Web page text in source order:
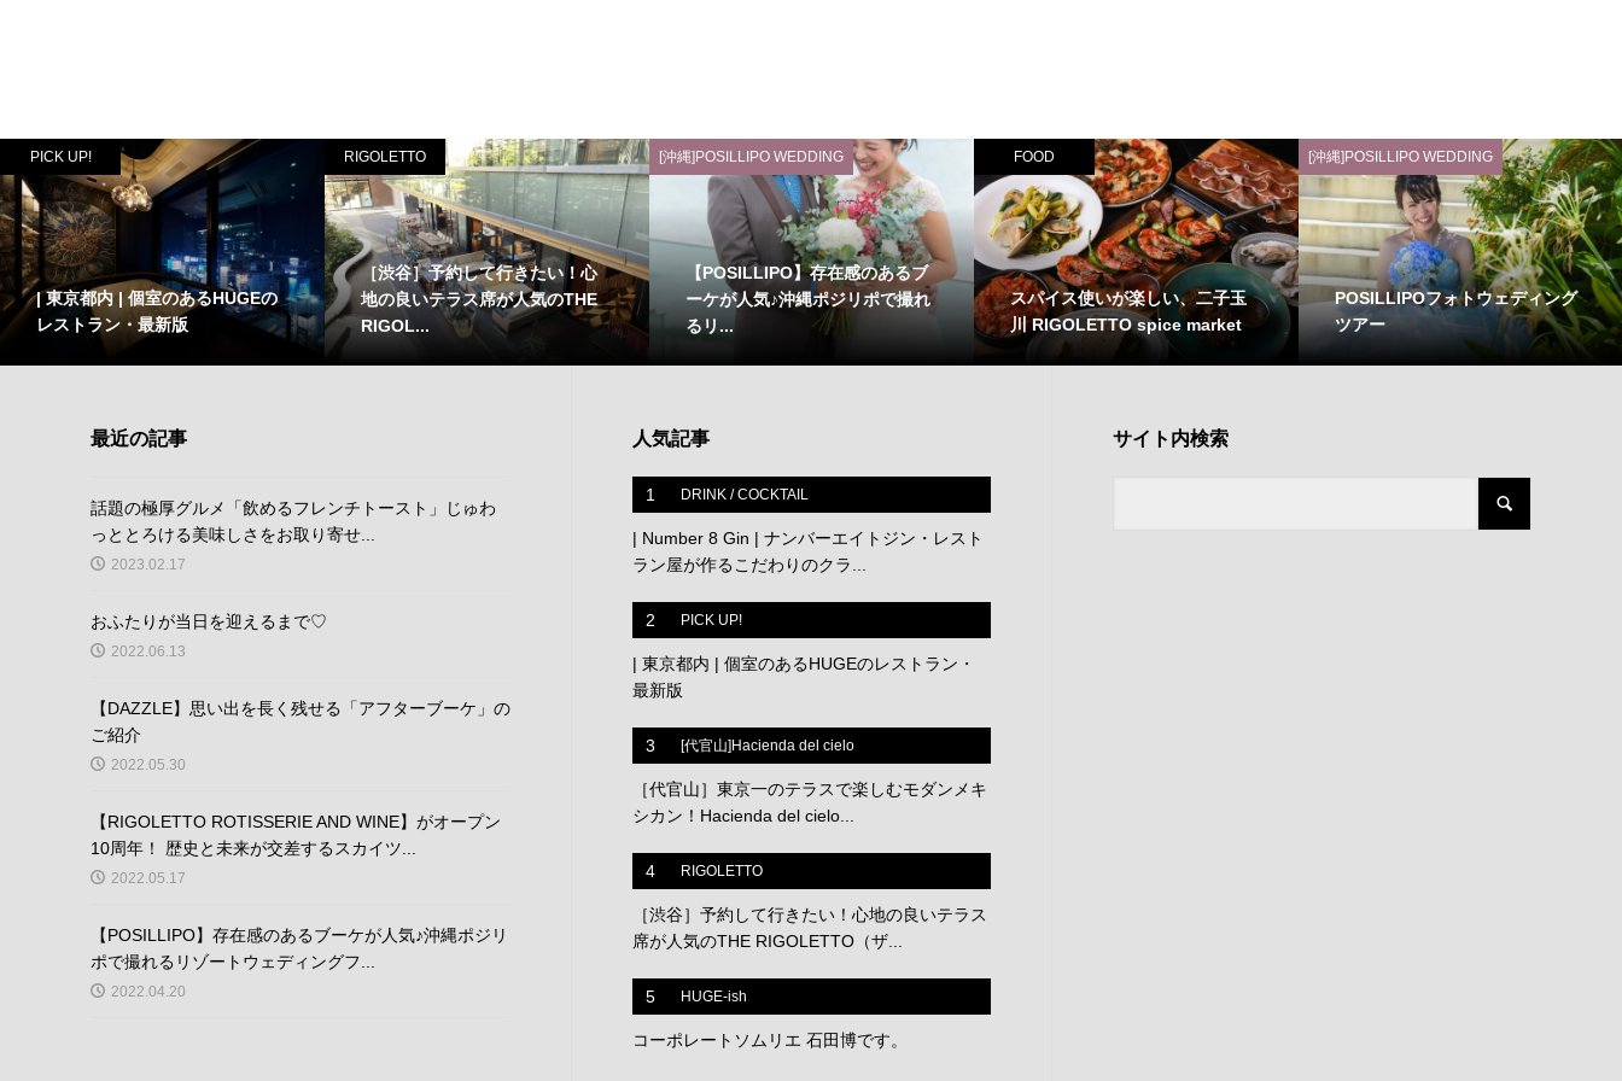
PICK UP!
| 東京都内 | 個室のあるHUGEの
レストラン・最新版
RIGOLETTO
［渋谷］予約して行きたい！心
地の良いテラス席が人気のTHE
RIGOL...
[沖縄]POSILLIPO WEDDING
【POSILLIPO】存在感のあるブ
ーケが人気♪沖縄ポジリポで撮れ
るリ...
FOOD
スパイス使いが楽しい、二子玉
川 RIGOLETTO spice market
[沖縄]POSILLIPO WEDDING
POSILLIPOフォトウェディング
ツアー
最近の記事
話題の極厚グルメ「飲めるフレンチトースト」じゅわ
っととろける美味しさをお取り寄せ...
2023.02.17
おふたりが当日を迎えるまで♡
2022.06.13
【DAZZLE】思い出を長く残せる「アフターブーケ」の
ご紹介
2022.05.30
【RIGOLETTO ROTISSERIE AND WINE】がオープン
10周年！ 歴史と未来が交差するスカイツ...
2022.05.17
【POSILLIPO】存在感のあるブーケが人気♪沖縄ポジリ
ポで撮れるリゾートウェディングフ...
2022.04.20
人気記事
1 DRINK / COCKTAIL
| Number 8 Gin | ナンバーエイトジン・レスト
ラン屋が作るこだわりのクラ...
2 PICK UP!
| 東京都内 | 個室のあるHUGEのレストラン・
最新版
3 [代官山]Hacienda del cielo
［代官山］東京一のテラスで楽しむモダンメキ
シカン！Hacienda del cielo...
4 RIGOLETTO
［渋谷］予約して行きたい！心地の良いテラス
席が人気のTHE RIGOLETTO（ザ...
5 HUGE-ish
コーポレートソムリエ 石田博です。
サイト内検索